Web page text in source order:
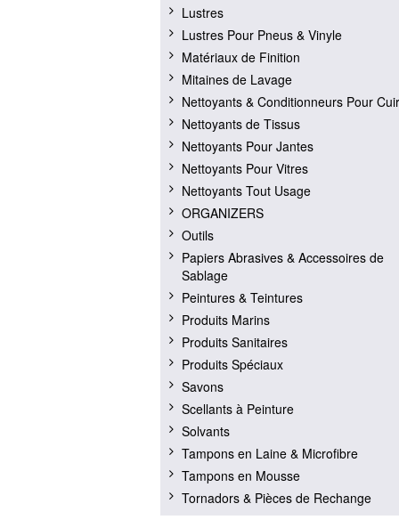
Lustres
Lustres Pour Pneus & Vinyle
Matériaux de Finition
Mitaines de Lavage
Nettoyants & Conditionneurs Pour Cuir
Nettoyants de Tissus
Nettoyants Pour Jantes
Nettoyants Pour Vitres
Nettoyants Tout Usage
ORGANIZERS
Outils
Papiers Abrasives & Accessoires de
Sablage
Peintures & Teintures
Produits Marins
Produits Sanitaires
Produits Spéciaux
Savons
Scellants à Peinture
Solvants
Tampons en Laine & Microfibre
Tampons en Mousse
Tornadors & Pièces de Rechange